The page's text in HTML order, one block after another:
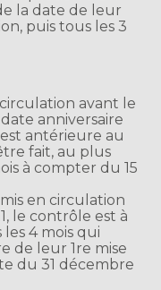
la date de leur
puis tous les 3
avant le
anniversaire
antérieure au
fait, au plus
à compter du 15
en circulation
le contrôle est à
4 mois qui
de leur 1re mise
du 31 décembre